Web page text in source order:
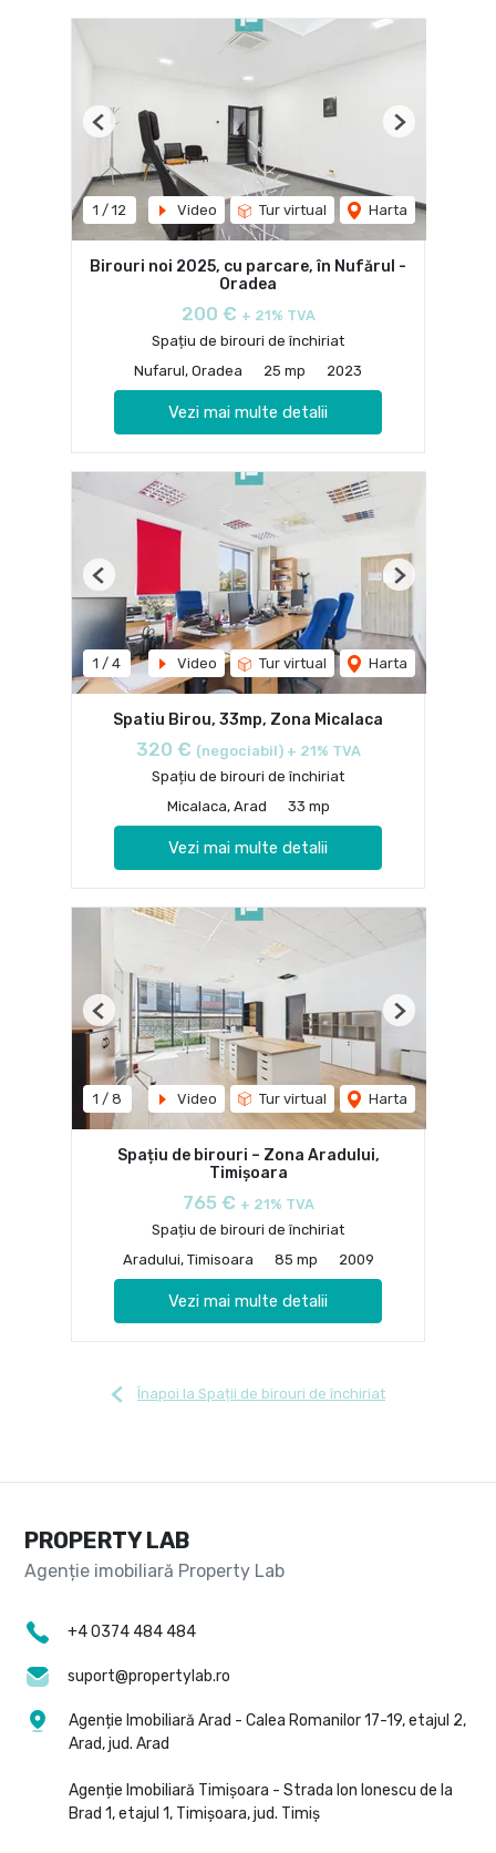
1 / 12 Video Tur virtual Harta
Previous Next
Birouri noi 2025, cu parcare, în Nufărul -
Oradea
200 € + 21% TVA
Spațiu de birouri de închiriat
Nufarul, Oradea
25 mp 2023
Vezi mai multe detalii
1 / 4 Video Tur virtual Harta
Previous Next
Spatiu Birou, 33mp, Zona Micalaca
320 € (negociabil) + 21% TVA
Spațiu de birouri de închiriat
Micalaca, Arad
33 mp
Vezi mai multe detalii
1 / 8 Video Tur virtual Harta
Previous Next
Spațiu de birouri – Zona Aradului,
Timișoara
765 € + 21% TVA
Spațiu de birouri de închiriat
Aradului, Timisoara
85 mp 2009
Vezi mai multe detalii
Înapoi la Spații de birouri de închiriat
PROPERTY LAB
+4 0374 484 484
suport@propertylab.ro
Agenție Imobiliară Arad - Calea Romanilor 17-19, etajul 2,
Arad, jud. Arad
Agenție Imobiliară Timișoara - Strada Ion Ionescu de la
Brad 1, etajul 1, Timișoara, jud. Timiș